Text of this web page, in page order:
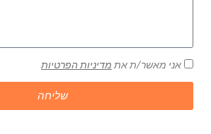
אני מאשר/ת את מדיניות הפרטיות
שליחה